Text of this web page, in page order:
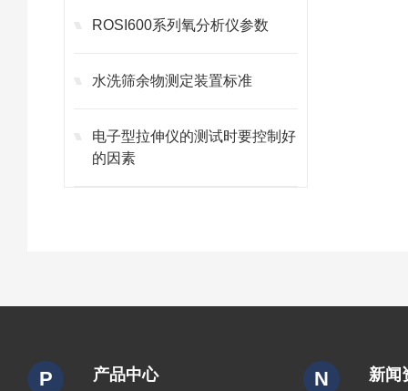
ROSI600系列氧分析仪参数
水洗筛余物测定装置标准
电子型拉伸仪的测试时要控制好
的因素
P 产品中心 N 新闻